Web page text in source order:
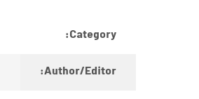
Category:
Author/Editor: